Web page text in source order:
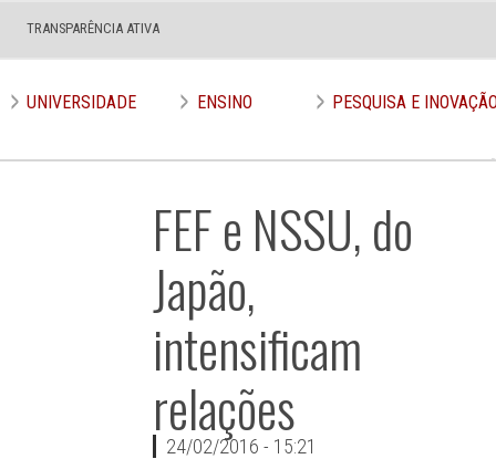
TRANSPARÊNCIA ATIVA
UNIVERSIDADE ENSINO PESQUISA E
FEF e NSSU, do
Japão,
intensificam
relações
24/02/2016 - 15:21